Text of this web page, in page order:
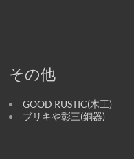
その他
GOOD RUSTIC(木工)
ブリキや彰三(銅器)